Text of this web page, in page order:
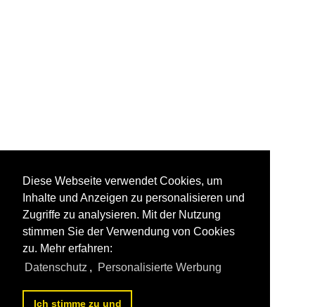
Diese Webseite verwendet Cookies, um
Inhalte und Anzeigen zu personalisieren und
Zugriffe zu analysieren. Mit der Nutzung
stimmen Sie der Verwendung von Cookies
zu. Mehr erfahren:
Datenschutz , Personalisierte Werbung
Ich stimme zu und